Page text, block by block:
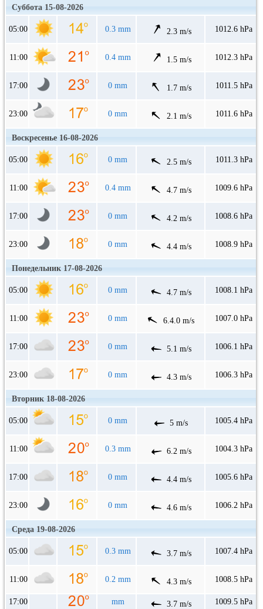
Суббота 15-08-2026
05:00 0.3 mm 2.3 m/s 1012.6 hPa
11:00 0.4 mm 1.5 m/s 1012.3 hPa
17:00 0 mm 1.7 m/s 1011.5 hPa
23:00 0 mm 2.1 m/s 1011.6 hPa
Воскресенье 16-08-2026
05:00 0 mm 2.5 m/s 1011.3 hPa
11:00 0.4 mm 4.7 m/s 1009.6 hPa
17:00 0 mm 4.2 m/s 1008.6 hPa
23:00 0 mm 4.4 m/s 1008.9 hPa
Понедельник 17-08-2026
05:00 0 mm 4.7 m/s 1008.1 hPa
11:00 0 mm 6.4.0 m/s 1007.0 hPa
17:00 0 mm 5.1 m/s 1006.1 hPa
23:00 0 mm 4.3 m/s 1006.3 hPa
Вторник 18-08-2026
05:00 0 mm 5 m/s 1005.4 hPa
11:00 0.3 mm 6.2 m/s 1004.3 hPa
17:00 0 mm 4.4 m/s 1005.6 hPa
23:00 0 mm 4.6 m/s 1006.2 hPa
Среда 19-08-2026
05:00 0.3 mm 3.7 m/s 1007.4 hPa
11:00 0.2 mm 4.3 m/s 1008.5 hPa
17:00 mm 3.7 m/s 1009.5 hPa